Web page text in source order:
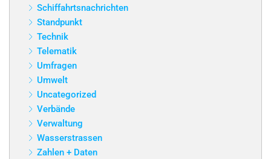
Schiffahrtsnachrichten
Standpunkt
Technik
Telematik
Umfragen
Umwelt
Uncategorized
Verbände
Verwaltung
Wasserstrassen
Zahlen + Daten